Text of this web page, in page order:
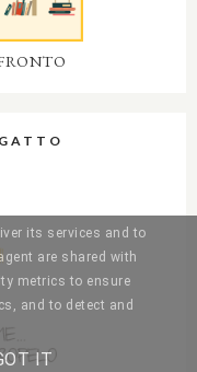
its services and to
are shared with
metrics to ensure
and to detect and
IT